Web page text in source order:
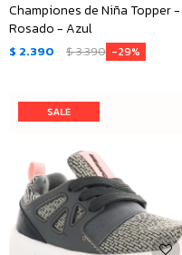
Championes de Niña Topper -
Rosado - Azul
$ 2.390 $3.390 29